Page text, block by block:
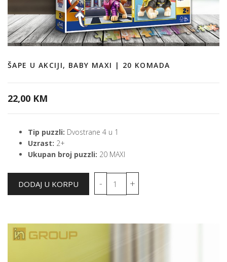
ŠAPE U AKCIJI, BABY MAXI | 20 KOMADA
22,00 KM
Tip puzzli: Dvostrane 4 u 1
Uzrast: 2+
Ukupan broj puzzli: 20 MAXI